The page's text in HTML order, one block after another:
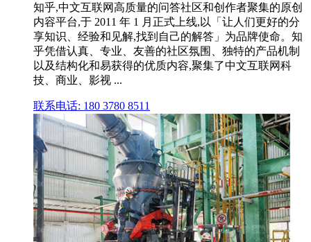
知乎,中文互联网高质量的问答社区和创作者聚集的原创
内容平台,于 2011 年 1 月正式上线,以「让人们更好的分
享知识、经验和见解,找到自己的解答」为品牌使命。知
乎凭借认真、专业、友善的社区氛围、独特的产品机制
以及结构化和易获得的优质内容,聚集了中文互联网科
技、商业、影视 ...
联系电话: 180 3780 8511